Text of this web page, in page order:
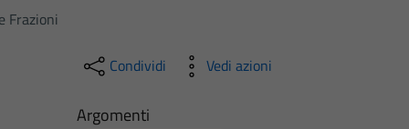
Frazioni
Condividi Vedi azioni
Argomenti